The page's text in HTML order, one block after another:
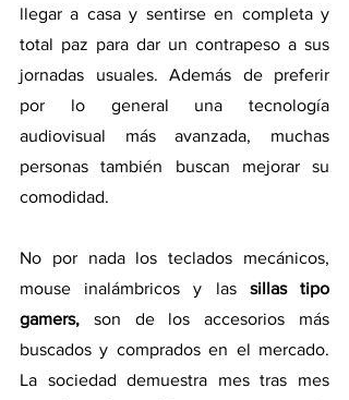
llegar a casa y sentirse en completa y
total paz para dar un contrapeso a sus
jornadas usuales. Además de preferir
por lo general una tecnología
audiovisual más avanzada, muchas
personas también buscan mejorar su
comodidad.
No por nada los teclados mecánicos,
mouse inalámbricos y las sillas tipo
gamers, son de los accesorios más
buscados y comprados en el mercado.
La sociedad demuestra mes tras mes